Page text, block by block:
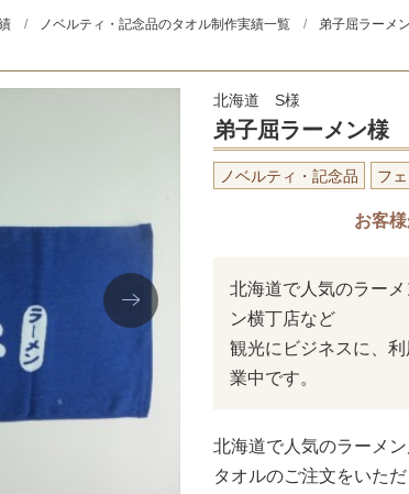
ノベルティ・記念品のタオル制作実績一覧 弟子屈ラーメ
北海道 S様
弟子屈ラーメン様
ノベルティ・記念品 フ
お客
北海道で人気のラー
ン横丁店など
観光にビジネスに、
業中です。
北海道で人気のラーメ
タオルのご注文をいただ